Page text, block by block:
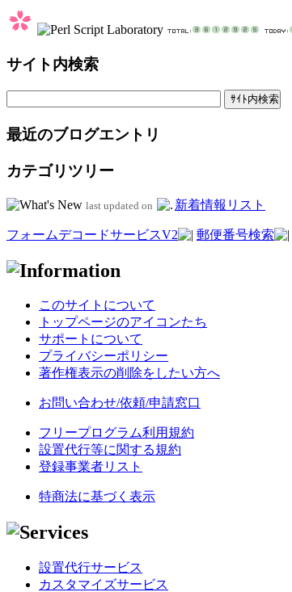
サイト内検索
最近のブログエントリ
カテゴリツリー
last updated on 新着情報リスト
フォームデコードサービスV2 郵便番号検索
このサイトについて
トップページのアイコンたち
サポートについて
プライバシーポリシー
著作権表示の削除をしたい方へ
お問い合わせ/依頼/申請窓口
フリープログラム利用規約
設置代行等に関する規約
登録事業者リスト
特商法に基づく表示
設置代行サービス
カスタマイズサービス